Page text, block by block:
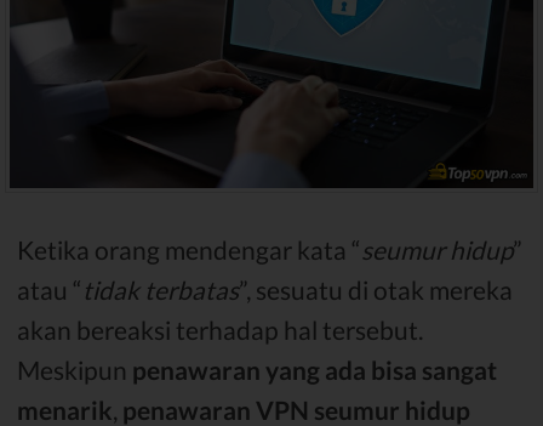
Ketika orang mendengar kata “ seumur hidup”
atau “ tidak terbatas”, sesuatu di otak mereka
akan bereaksi terhadap hal tersebut.
Meskipun penawaran yang ada bisa sangat
menarik penawaran VPN seumur hidup